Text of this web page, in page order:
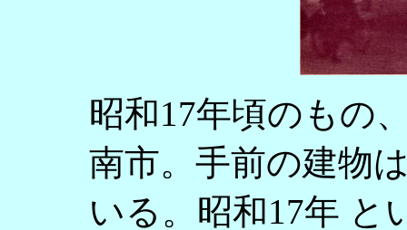
昭和17年頃のもの
南市。手前の建物
いる。昭和17年 と